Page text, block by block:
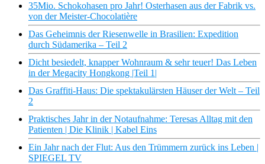
35Mio. Schokohasen pro Jahr! Osterhasen aus der Fabrik vs.
von der Meister-Chocolatière
Das Geheimnis der Riesenwelle in Brasilien: Expedition
durch Südamerika – Teil 2
Dicht besiedelt, knapper Wohnraum & sehr teuer! Das Leben
in der Megacity Hongkong |Teil 1|
Das Graffiti-Haus: Die spektakulärsten Häuser der Welt – Teil
2
Praktisches Jahr in der Notaufnahme: Teresas Alltag mit den
Patienten | Die Klinik | Kabel Eins
Ein Jahr nach der Flut: Aus den Trümmern zurück ins Leben |
SPIEGEL TV